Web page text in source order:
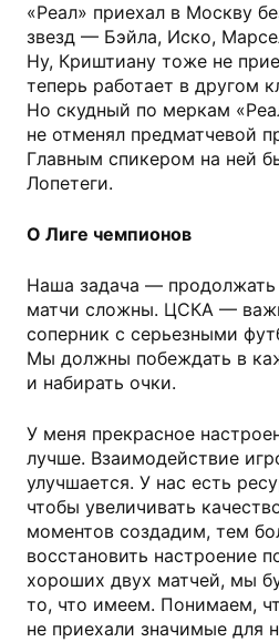
«Реал» приехал в Москву
звезд — Бэйла, Иско,
Ну, Криштиану тоже не
теперь работает в другом
Но скудный по меркам
не отменял предматчевой
Главным спикером на ней
Лопетеги.
О Лиге чемпионов
Наша задача —
матчи сложны. ЦСКА —
соперник с серьезными
Мы должны побеждать в
и набирать очки.
У меня прекрасное
лучше. Взаимодействие
улучшается. У нас есть
чтобы увеличивать
моментов создадим, тем
восстановить настроение
хороших двух матчей, мы
то, что имеем. Понимаем,
не приехали значимые для